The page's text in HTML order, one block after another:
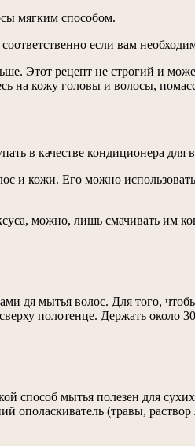
мягким способом.
если вам
Этот рецепт не строгий и
на кожу головы и волосы,
в качестве кондиционера для
и кожи. Его можно
можно, лишь смачивать им
дя мытья волос. Для того,
полотенце. Держать
способ мытья полезен для
ополаскиватель (травы,